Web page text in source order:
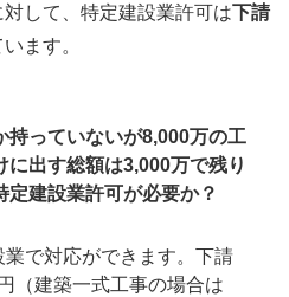
して、特定建設業許可は下請
ます。
持っていないが8,000万の工
に出す総額は3,000万で残り
定建設業許可が必要か？
で対応ができます。下請
（建築一式工事の場合は